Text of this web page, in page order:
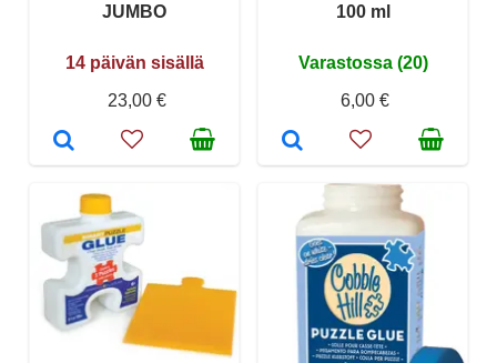
JUMBO
14 päivän sisällä
23,00 €
100 ml
Varastossa (20)
6,00 €